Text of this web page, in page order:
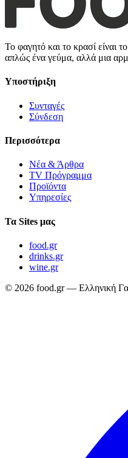
Το φαγητό και το κρασί είναι
απλώς ένα γεύμα, αλλά μια
Υποστήριξη
Συνταγές
Σύνδεση
Περισσότερα
Νέα & Άρθρα
TV Πρόγραμμα
Προϊόντα
Υπηρεσίες
Τα Sites μας
food.gr
drinks.gr
wine.gr
© 2026 food.gr — Ελληνική